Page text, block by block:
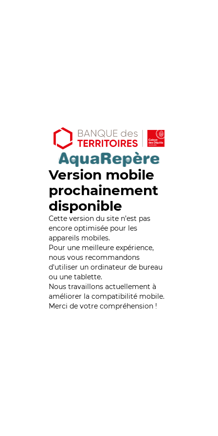
Version mobile
prochainement
disponible
Cette version du site n’est pas
encore optimisée pour les
appareils mobiles.
Pour une meilleure expérience,
nous vous recommandons
d'utiliser un ordinateur de bureau
ou une tablette.
Nous travaillons actuellement à
améliorer la compatibilité mobile.
Merci de votre compréhension !